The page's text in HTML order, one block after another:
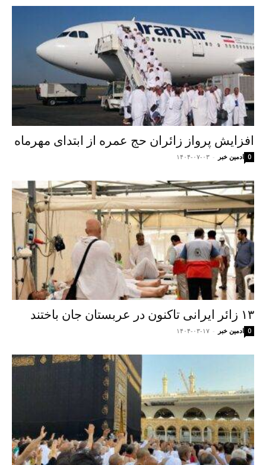
افزایش پرواز زائران حج عمره از ابتدای مهرماه
ادمین خبر - ۱۴۰۴-۰۷-۰۳ 0
۱۳ زائر ایرانی تاکنون در عربستان جان باختند
ادمین خبر - ۱۴۰۴-۰۳-۱۷ 0